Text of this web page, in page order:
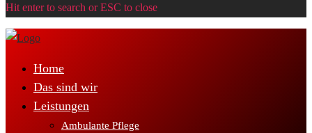
Hit enter to search or ESC to close
Home
Das sind wir
Leistungen
Ambulante Pflege